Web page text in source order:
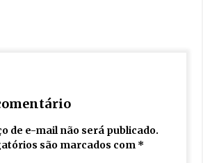
de e-mail não será publicado.
são marcados com *